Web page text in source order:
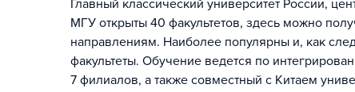
Главный классический университет России,
МГУ открыты 40 факультетов, здесь можно
направлениям. Наиболее популярны и, как
факультеты. Обучение ведется по
7 филиалов, а также совместный с Китаем